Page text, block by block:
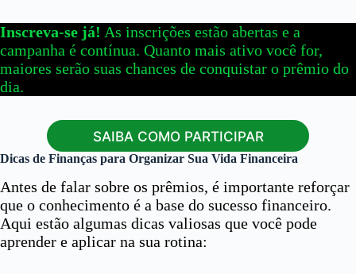
Inscreva-se já! As inscrições estão abertas e a
campanha é contínua. Quanto mais ativo você for,
maiores serão suas chances de conquistar o prêmio do
dia.
SAIBA COMO PARTICIPAR
Dicas de Finanças para Organizar Sua Vida Financeira
Antes de falar sobre os prêmios, é importante reforçar
que o conhecimento é a base do sucesso financeiro.
Aqui estão algumas dicas valiosas que você pode
aprender e aplicar na sua rotina: